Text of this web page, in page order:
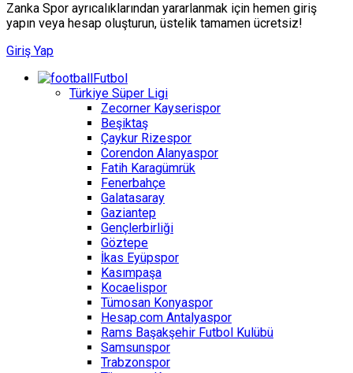
Zanka Spor ayrıcalıklarından yararlanmak için hemen giriş
yapın veya hesap oluşturun, üstelik tamamen ücretsiz!
Giriş Yap
Futbol
Türkiye Süper Ligi
Zecorner Kayserispor
Beşiktaş
Çaykur Rizespor
Corendon Alanyaspor
Fatih Karagümrük
Fenerbahçe
Galatasaray
Gaziantep
Gençlerbirliği
Göztepe
İkas Eyüpspor
Kasımpaşa
Kocaelispor
Tümosan Konyaspor
Hesap.com Antalyaspor
Rams Başakşehir Futbol Kulübü
Samsunspor
Trabzonspor